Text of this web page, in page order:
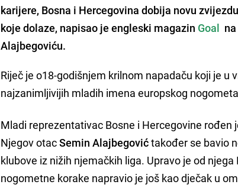
karijere, Bosna i Hercegovina dobija novu
koje dolaze, napisao je engleski magazin Goal
Alajbegoviću.
Riječ je o18-godišnjem krilnom napadaču koji je u
najzanimljivijih mladih imena europskog
Mladi reprezentativac Bosne i Hercegovine
Njegov otacSemin Alajbegovićtakođer se bavio
klubove iz nižih njemačkih liga. Upravo je od
nogometne korake napravio je još kao dječak u